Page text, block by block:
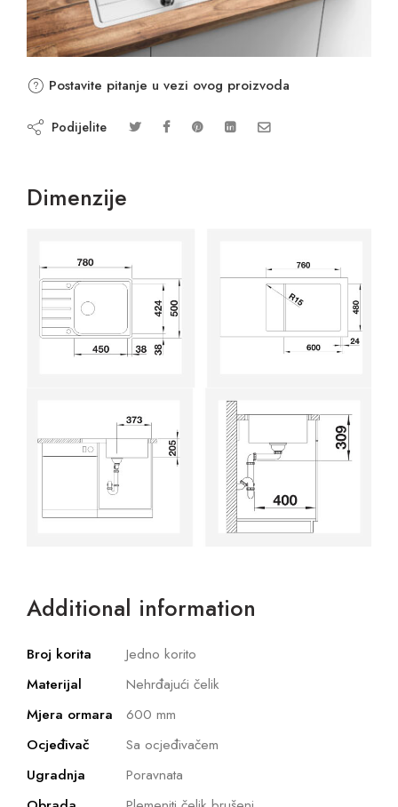
Postavite pitanje u vezi ovog proizvoda
Podijelite
Dimenzije
Additional information
Broj korita
Jedno korito
Materijal
Nehrđajući čelik
Mjera ormara
600 mm
Ocjeđivač
Sa ocjeđivačem
Ugradnja
Poravnata